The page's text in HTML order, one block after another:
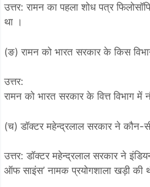
उत्तर: रामन का पहला शोध पत्र
था ।
(ङ) रामन को भारत सरकार के किस
उत्तर:
रामन को भारत सरकार के वित्त विभाग में
(च) डॉक्टर महेन्द्रलाल सरकार ने कौन-
उत्तर: डॉक्टर महेन्द्रलाल सरकार ने
ऑफ साइंस’ नामक प्रयोगशाला खड़ी की